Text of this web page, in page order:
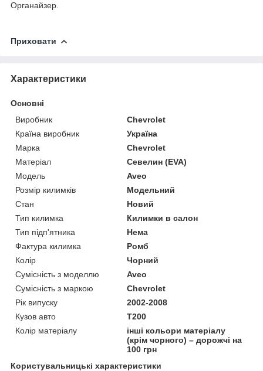
Органайзер.
Приховати
Характеристики
Основні
Виробник
Chevrolet
Країна виробник
Україна
Марка
Chevrolet
Матеріал
Севелин (EVA)
Модель
Aveo
Розмір килимків
Модельний
Стан
Новий
Тип килимка
Килимки в салон
Тип підп'ятника
Нема
Фактура килимка
Ромб
Колір
Чорний
Сумісність з моделлю
Aveo
Сумісність з маркою
Chevrolet
Рік випуску
2002-2008
Кузов авто
Т200
Колір матеріалу
інші кольори матеріалу
(крім чорного) – дорожчі на
100 грн
Користувальницькі характеристики